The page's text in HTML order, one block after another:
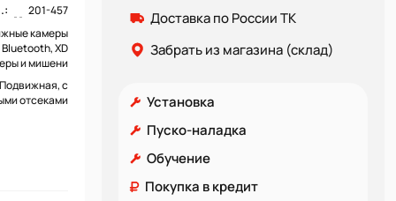
201-457
камеры
Bluetooth, XD
и мишени
Подвижная, с
отсеками
Доставка по России ТК
Забрать из магазина (склад)
Установка
Пуско-наладка
Обучение
Покупка в кредит